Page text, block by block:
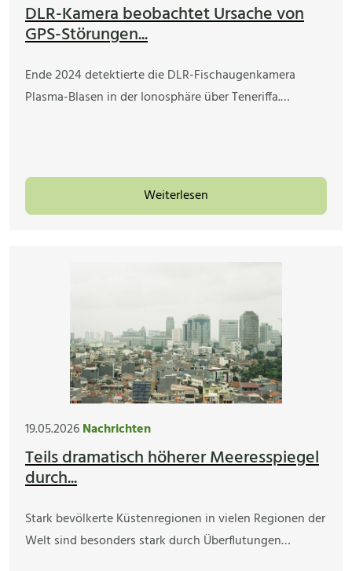
DLR-Kamera beobachtet Ursache von
GPS-Störungen...
Ende 2024 detektierte die DLR-Fischaugenkamera
Plasma-Blasen in der Ionosphäre über Teneriffa.…
Weiterlesen
19.05.2026Nachrichten
Teils dramatisch höherer Meeresspiegel
durch...
Stark bevölkerte Küstenregionen in vielen Regionen der
Welt sind besonders stark durch Überflutungen…